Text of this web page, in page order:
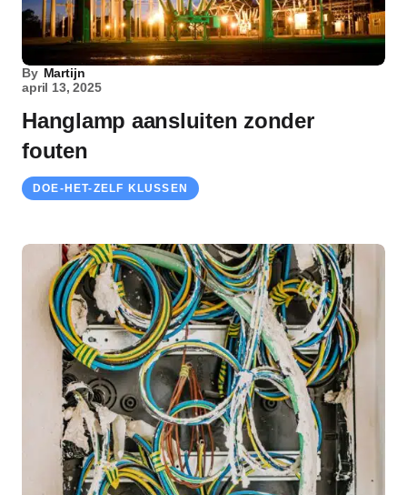
By Martijn
april 13, 2025
Hanglamp aansluiten zonder
fouten
DOE-HET-ZELF KLUSSEN